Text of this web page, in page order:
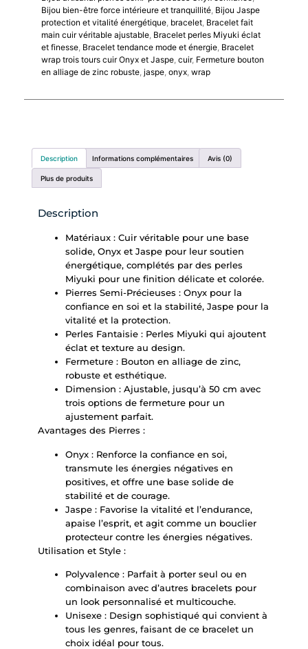
Bijou bien-être force intérieure et tranquillité, Bijou Jaspe
protection et vitalité énergétique, bracelet, Bracelet fait
main cuir véritable ajustable, Bracelet perles Miyuki éclat
et finesse, Bracelet tendance mode et énergie, Bracelet
wrap trois tours cuir Onyx et Jaspe, cuir, Fermeture bouton
en alliage de zinc robuste, jaspe, onyx, wrap
Description Informations complémentaires Avis (0)
Plus de produits
Description
Matériaux : Cuir véritable pour une base
solide, Onyx et Jaspe pour leur soutien
énergétique, complétés par des perles
Miyuki pour une finition délicate et colorée.
Pierres Semi-Précieuses : Onyx pour la
confiance en soi et la stabilité, Jaspe pour la
vitalité et la protection.
Perles Fantaisie : Perles Miyuki qui ajoutent
éclat et texture au design.
Fermeture : Bouton en alliage de zinc,
robuste et esthétique.
Dimension : Ajustable, jusqu’à 50 cm avec
trois options de fermeture pour un
ajustement parfait.
Avantages des Pierres :
Onyx : Renforce la confiance en soi,
transmute les énergies négatives en
positives, et offre une base solide de
stabilité et de courage.
Jaspe : Favorise la vitalité et l’endurance,
apaise l’esprit, et agit comme un bouclier
protecteur contre les énergies négatives.
Utilisation et Style :
Polyvalence : Parfait à porter seul ou en
combinaison avec d’autres bracelets pour
un look personnalisé et multicouche.
Unisexe : Design sophistiqué qui convient à
tous les genres, faisant de ce bracelet un
choix idéal pour tous.